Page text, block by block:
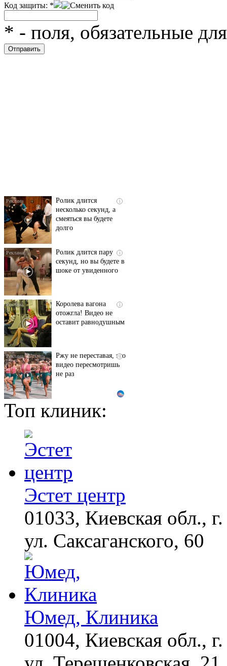
Код защиты: *
* - поля, обязательные
i
Ролик длится
несколько секунд, а
смеяться вы будете
долго
i
Ролик длится пару
секунд, но вы будете в
шоке от увиденного
i
Королева вагона
отожгла! Видео не
оставит равнодушным
i
Ржу не переставая, это
видео пересмотришь
не раз
Этот танец невесты
оставит вас без слов!
Ролик из Омска: вы
Топ клиник:
Эстет центр
01033, Киевская обл.,
ул. Саксаганского, 60
Юмед, Клиника
01004, Киевская обл.,